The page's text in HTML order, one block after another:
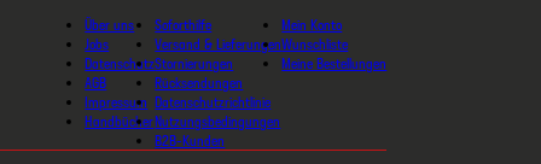
Über uns
Jobs
Datenschutz
AGB
Impressum
Handbücher
Soforthilfe
Versand & Lieferungen
Stornierungen
Rücksendungen
Datenschutzrichtlinie
Nutzungsbedingungen
B2B-Kunden
Mein Konto
Wunschliste
Meine Bestellungen